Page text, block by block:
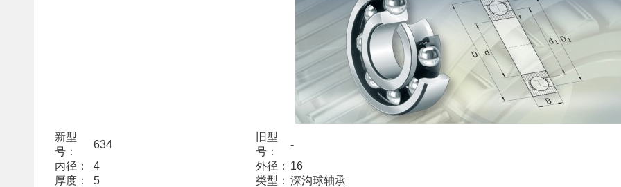
新型
号：
634
旧型
号：
-
内径：
4 外径： 16
厚度：
5 类型： 深沟球轴承